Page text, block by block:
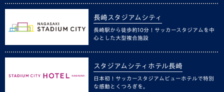
長崎スタジアムシティ
長崎駅から徒歩約10分！サッカースタジアムを中
心とした大型複合施設
スタジアムシティホテル長崎
日本初！サッカースタジアムビューホテルで特別
な感動とくつろぎを。